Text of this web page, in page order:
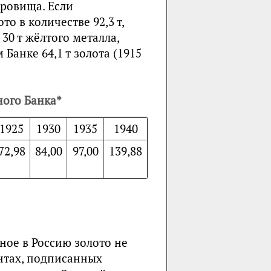
Если
в количестве 92,3 т,
т жёлтого металла,
64,1 т золота (1915
Банка*
1925
1930 1935
1940
84,00 97,00 139,88
в Россию золото не
подписанных